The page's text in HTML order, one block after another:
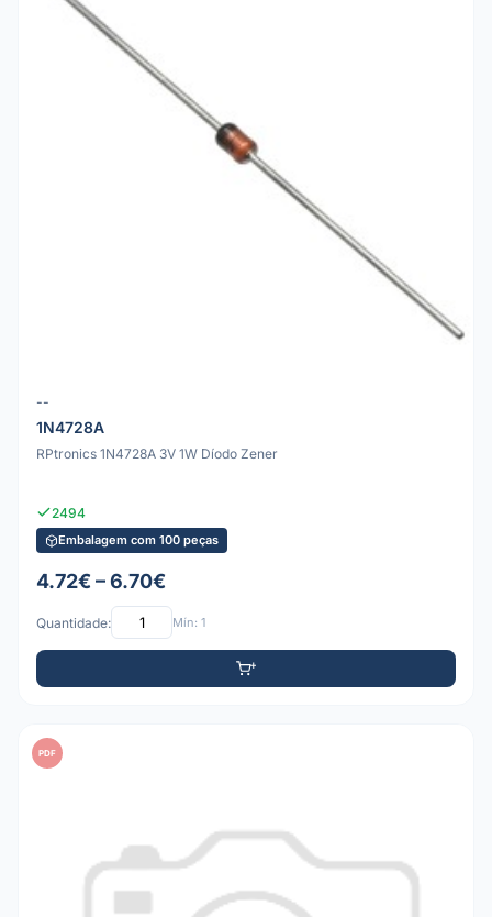
--
1N4728A
RPtronics 1N4728A 3V 1W Díodo Zener
2494
Embalagem com 100 peças
4.72€ – 6.70€
Quantidade: Mín: 1
PDF